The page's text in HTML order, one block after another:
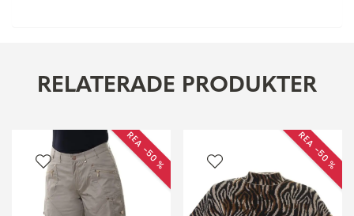
RELATERADE PRODUKTER
REA −50 % REA −50 %